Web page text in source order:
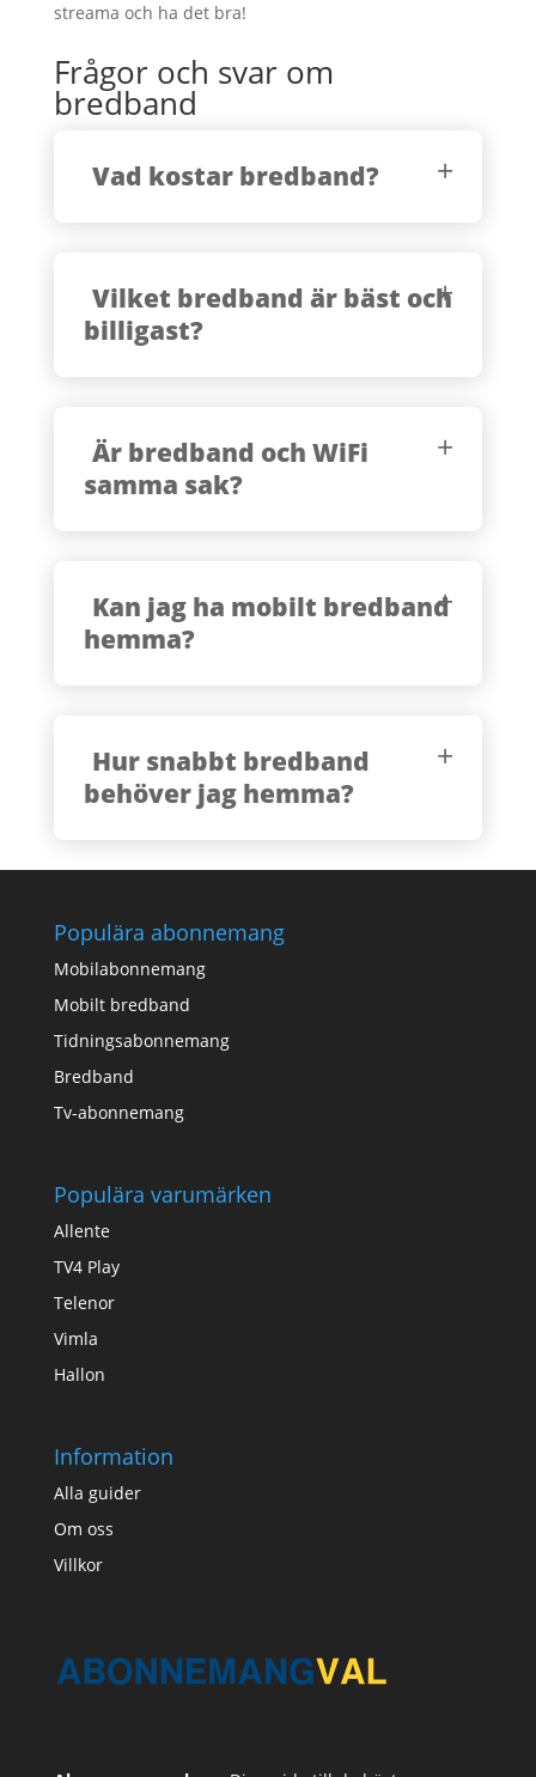
streama och ha det bra!
Frågor och svar om
bredband
Vad kostar bredband?
Vilket bredband är bäst och
billigast?
Är bredband och WiFi
samma sak?
Kan jag ha mobilt bredband
hemma?
Hur snabbt bredband
behöver jag hemma?
Populära abonnemang
Mobilabonnemang
Mobilt bredband
Tidningsabonnemang
Bredband
Tv-abonnemang
Populära varumärken
Allente
TV4 Play
Telenor
Vimla
Hallon
Information
Alla guider
Om oss
Villkor